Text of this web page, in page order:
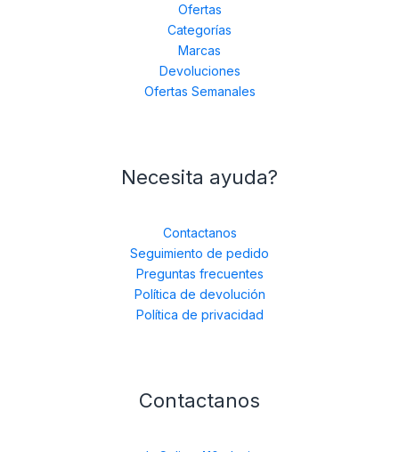
Ofertas
Categorías
Marcas
Devoluciones
Ofertas Semanales
Necesita ayuda?
Contactanos
Seguimiento de pedido
Preguntas frecuentes
Política de devolución
Política de privacidad
Contactanos